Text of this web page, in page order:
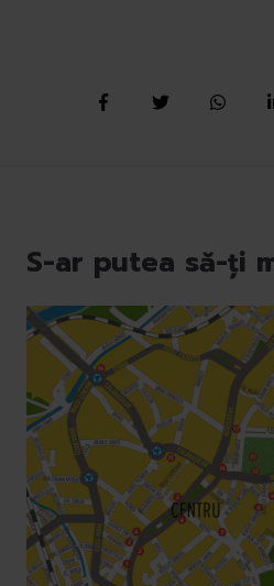
S-ar putea să-ți